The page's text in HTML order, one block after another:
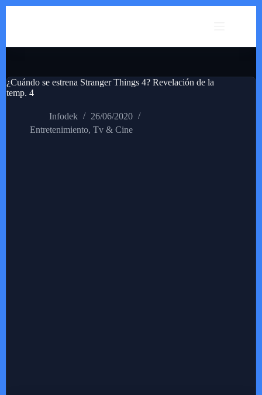
¿Cuándo se estrena Stranger Things 4? Revelación de la
temp. 4
Infodek
26/06/2020
Entretenimiento, Tv & Cine